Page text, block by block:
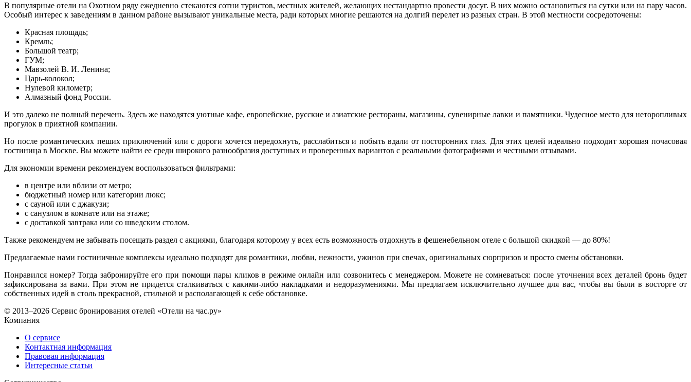
В популярные отели на Охотном ряду ежедневно стекаются сотни туристов, местных жителей, желающих нестандартно провести досуг. В них можно остановиться на сутки или на пару часов.
Особый интерес к заведениям в данном районе вызывают уникальные места, ради которых многие решаются на долгий перелет из разных стран. В этой местности сосредоточены:
Красная площадь;
Кремль;
Большой театр;
ГУМ;
Мавзолей В. И. Ленина;
Царь-колокол;
Нулевой километр;
Алмазный фонд России.
И это далеко не полный перечень. Здесь же находятся уютные кафе, европейские, русские и азиатские рестораны, магазины, сувенирные лавки и памятники. Чудесное место для неторопливых
прогулок в приятной компании.
Но после романтических пеших приключений или с дороги хочется передохнуть, расслабиться и побыть вдали от посторонних глаз. Для этих целей идеально подходит хорошая почасовая
гостиница в Москве. Вы можете найти ее среди широкого разнообразия доступных и проверенных вариантов с реальными фотографиями и честными отзывами.
Для экономии времени рекомендуем воспользоваться фильтрами:
в центре или вблизи от метро;
бюджетный номер или категории люкс;
с сауной или с джакузи;
с санузлом в комнате или на этаже;
с доставкой завтрака или со шведским столом.
Также рекомендуем не забывать посещать раздел с акциями, благодаря которому у всех есть возможность отдохнуть в фешенебельном отеле с большой скидкой — до 80%!
Предлагаемые нами гостиничные комплексы идеально подходят для романтики, любви, нежности, ужинов при свечах, оригинальных сюрпризов и просто смены обстановки.
Понравился номер? Тогда забронируйте его при помощи пары кликов в режиме онлайн или созвонитесь с менеджером. Можете не сомневаться: после уточнения всех деталей бронь будет
зафиксирована за вами. При этом не придется сталкиваться с какими-либо накладками и недоразумениями. Мы предлагаем исключительно лучшее для вас, чтобы вы были в восторге от
собственных идей в столь прекрасной, стильной и располагающей к себе обстановке.
© 2013–2026 Сервис бронирования отелей «Отели на час.ру»
Компания
О сервисе
Контактная информация
Правовая информация
Интересные статьи